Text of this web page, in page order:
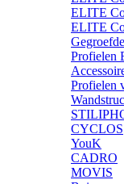
ELITE
ELITE
Profielen
Profielen
CYCLOS
YouK
CADRO
MOVIS